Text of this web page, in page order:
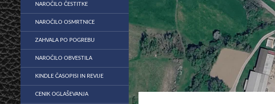
NAROČILO ČESTITKE
NAROČILO OSMRTNICE
ZAHVALA PO POGREBU
NAROČILO OBVESTILA
KINDLE ČASOPISI IN REVIJE
CENIK OGLAŠEVANJA